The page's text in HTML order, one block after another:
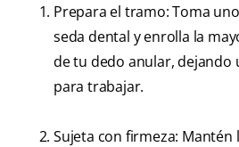
Prepara el tramo: Toma
seda dental y enrolla la
de tu dedo anular, dejando
para trabajar.
Sujeta con firmeza: Mantén